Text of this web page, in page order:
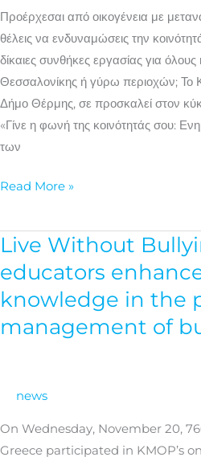
Προέρχεσαι από οικογένεια με
θέλεις να ενδυναμώσεις την
δίκαιες συνθήκες εργασίας για όλους
Θεσσαλονίκης ή γύρω περιοχών;
Δήμο Θέρμης, σε προσκαλεί στον
«Γίνε η φωνή της κοινότητάς σου:
των
μεταναστών/
τριών
στον
πρωτογενή
τομέα
Read More »
Live Without
educators
knowledge in the
management of
news
On Wednesday, November 20,
Greece participated in KMOP’s
Live
Without
Bullying
|
760
their
in